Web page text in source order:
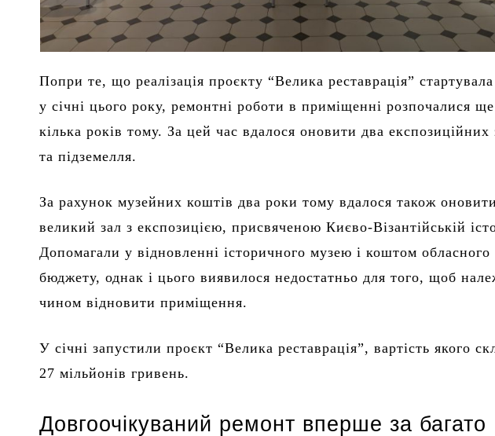
Попри те, що реалізація проєкту “Велика реставрація”
у січні цього року, ремонтні роботи в приміщенні розпочалися ще
кілька років тому. За цей час вдалося оновити два експозиційних
та підземелля.
За рахунок музейних коштів два роки тому вдалося також оновити
великий зал з експозицією, присвяченою Києво-Візантійській
Допомагали у відновленні історичного музею і коштом обласного
бюджету, однак і цього виявилося недостатньо для того, щоб
чином відновити приміщення.
У січні запустили проєкт “Велика реставрація”, вартість якого
27 мільйонів гривень.
Довгоочікуваний ремонт вперше за багато